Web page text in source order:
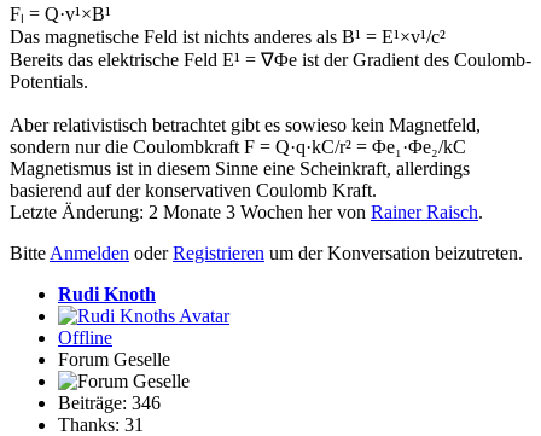
Fₗ = Q·v¹×B¹
Das magnetische Feld ist nichts anderes als B¹ = E¹×v¹/c²
Bereits das elektrische Feld E¹ = ∇Φe ist der Gradient des Coulomb-
Potentials.
Aber relativistisch betrachtet gibt es sowieso kein Magnetfeld,
sondern nur die Coulombkraft F = Q·q·kC/r² = Φe₁·Φe₂/kC
Magnetismus ist in diesem Sinne eine Scheinkraft, allerdings
basierend auf der konservativen Coulomb Kraft.
Letzte Änderung: 2 Monate 3 Wochen her von Rainer Raisch.
Bitte Anmelden oderRegistrieren um der Konversation beizutreten.
Rudi Knoth
Offline
Forum Geselle
Beiträge: 346
Thanks: 31